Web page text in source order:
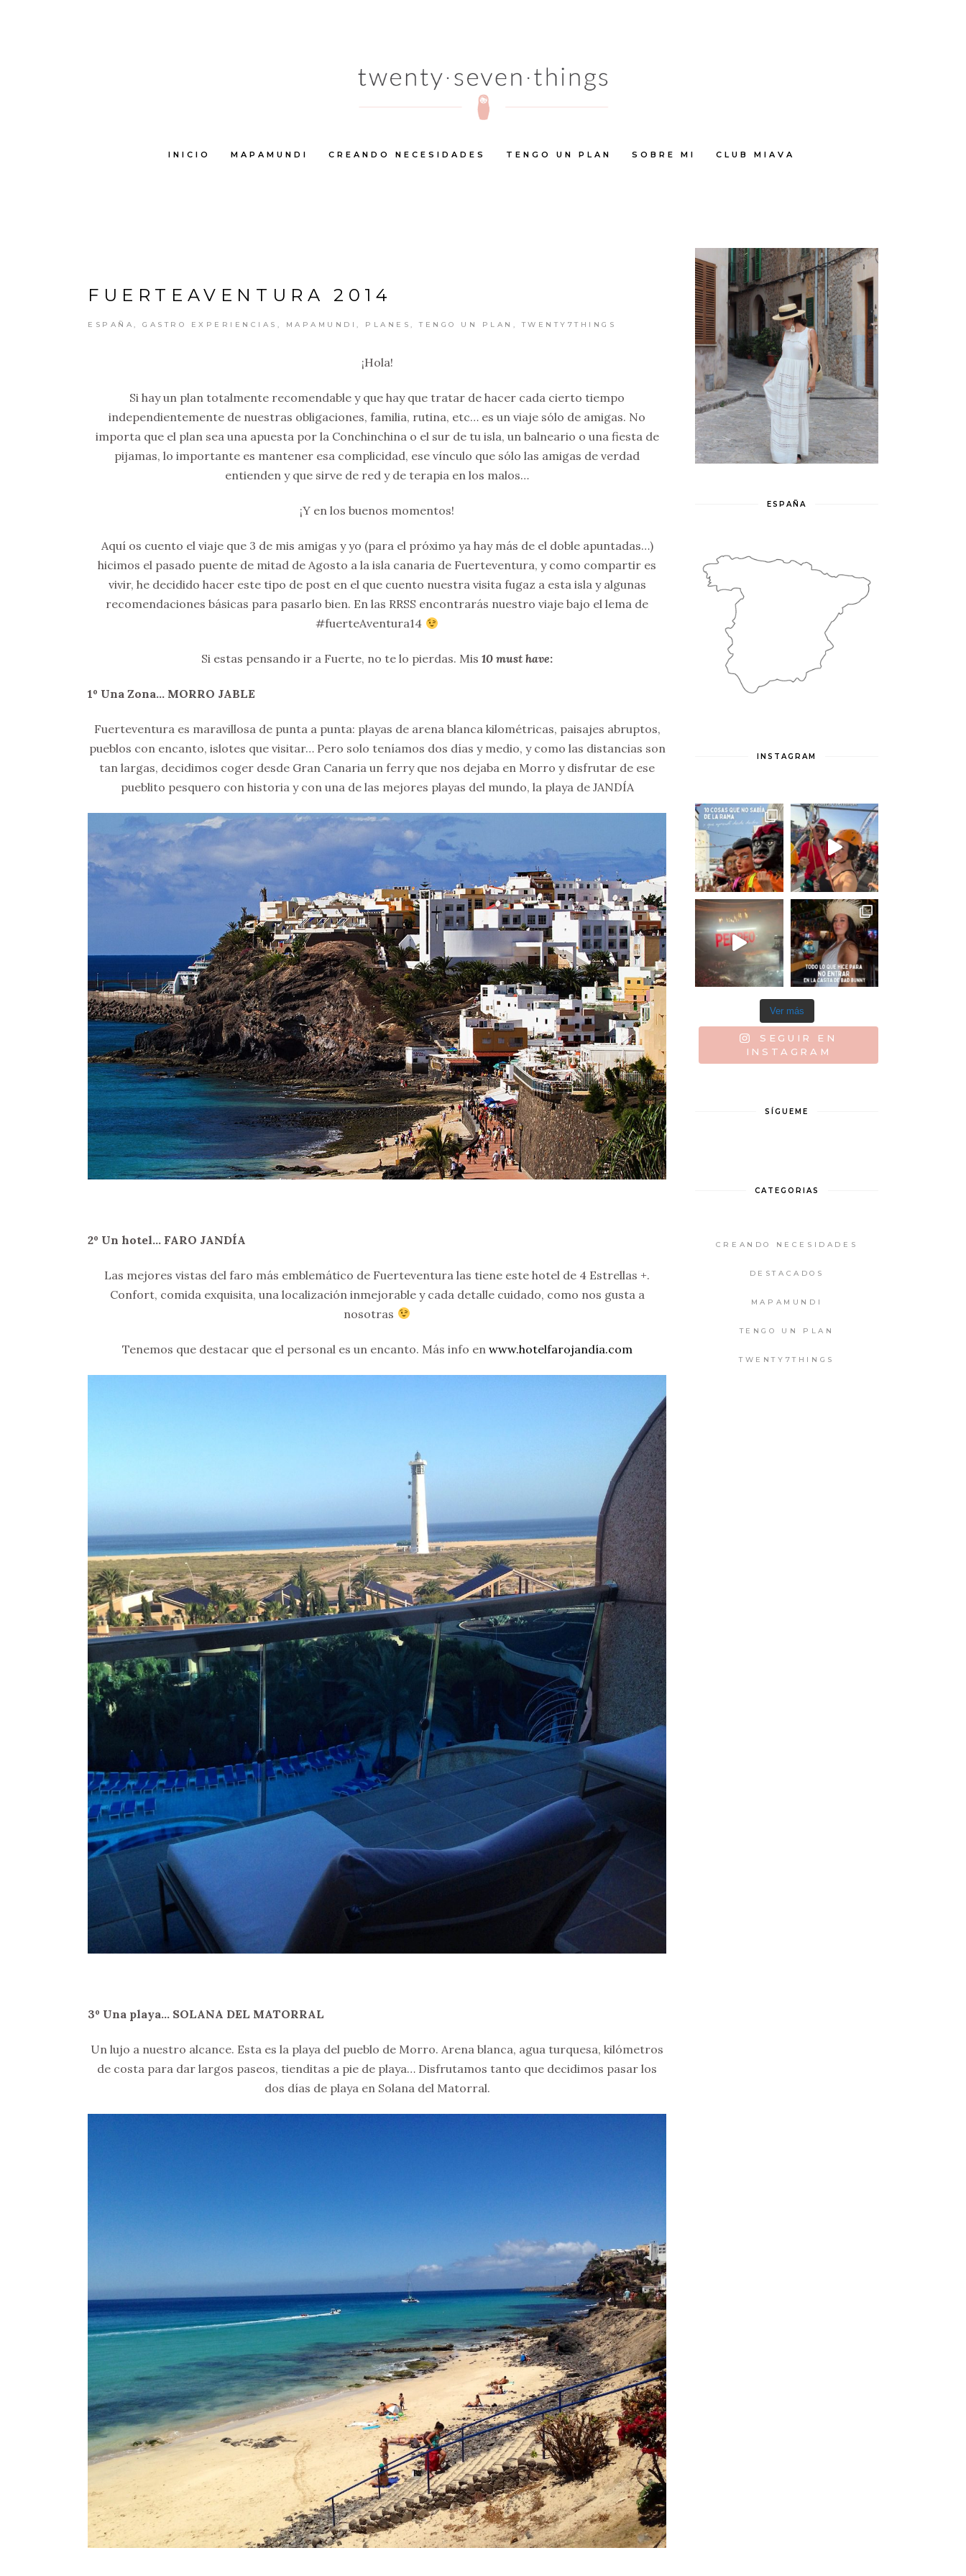
INICIO MAPAMUNDI CREANDO NECESIDADES TENGO UN PLAN SOBRE MI CLUB MIAVA
FUERTEAVENTURA 2014
ESPAÑA , GASTRO EXPERIENCIAS , MAPAMUNDI , PLANES ,TENGO UN PLAN ,TWENTY7THINGS
¡Hola!
Si hay un plan totalmente recomendable y que hay que tratar de hacer cada cierto tiempo
independientemente de nuestras obligaciones, familia, rutina, etc… es un viaje sólo de amigas. No
importa que el plan sea una apuesta por la Conchinchina o el sur de tu isla, un balneario o una fiesta de
pijamas, lo importante es mantener esa complicidad, ese vínculo que sólo las amigas de verdad
entienden y que sirve de red y de terapia en los malos…
¡Y en los buenos momentos!
Aquí os cuento el viaje que 3 de mis amigas y yo (para el próximo ya hay más de el doble apuntadas…)
hicimos el pasado puente de mitad de Agosto a la isla canaria de Fuerteventura, y como compartir es
vivir, he decidido hacer este tipo de post en el que cuento nuestra visita fugaz a esta isla y algunas
recomendaciones básicas para pasarlo bien. En las RRSS encontrarás nuestro viaje bajo el lema de
#fuerteAventura14
Si estas pensando ir a Fuerte, no te lo pierdas. Mis 10 must have:
1º Una Zona… MORRO JABLE
Fuerteventura es maravillosa de punta a punta: playas de arena blanca kilométricas, paisajes abruptos,
pueblos con encanto, islotes que visitar… Pero solo teníamos dos días y medio, y como las distancias son
tan largas, decidimos coger desde Gran Canaria un ferry que nos dejaba en Morro y disfrutar de ese
pueblito pesquero con historia y con una de las mejores playas del mundo, la playa de JANDÍA
2º Un hotel… FARO JANDÍA
Las mejores vistas del faro más emblemático de Fuerteventura las tiene este hotel de 4 Estrellas +.
Confort, comida exquisita, una localización inmejorable y cada detalle cuidado, como nos gusta a
nosotras
Tenemos que destacar que el personal es un encanto. Más info en www.hotelfarojandía.com
3º Una playa… SOLANA DEL MATORRAL
Un lujo a nuestro alcance. Esta es la playa del pueblo de Morro. Arena blanca, agua turquesa, kilómetros
de costa para dar largos paseos, tienditas a pie de playa… Disfrutamos tanto que decidimos pasar los
dos días de playa en Solana del Matorral.
ESPAÑA
INSTAGRAM
Ver más
SEGUIR EN
INSTAGRAM
SÍGUEME
CATEGORIAS
CREANDO NECESIDADES
DESTACADOS
MAPAMUNDI
TENGO UN PLAN
TWENTY7THINGS